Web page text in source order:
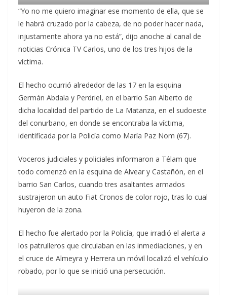
“Yo no me quiero imaginar ese momento de ella, que se
le habrá cruzado por la cabeza, de no poder hacer nada,
injustamente ahora ya no está”, dijo anoche al canal de
noticias Crónica TV Carlos, uno de los tres hijos de la
víctima.
El hecho ocurrió alrededor de las 17 en la esquina
Germán Abdala y Perdriel, en el barrio San Alberto de
dicha localidad del partido de La Matanza, en el sudoeste
del conurbano, en donde se encontraba la víctima,
identificada por la Policía como María Paz Nom (67).
Voceros judiciales y policiales informaron a Télam que
todo comenzó en la esquina de Alvear y Castañón, en el
barrio San Carlos, cuando tres asaltantes armados
sustrajeron un auto Fiat Cronos de color rojo, tras lo cual
huyeron de la zona.
El hecho fue alertado por la Policía, que irradió el alerta a
los patrulleros que circulaban en las inmediaciones, y en
el cruce de Almeyra y Herrera un móvil localizó el vehículo
robado, por lo que se inició una persecución.